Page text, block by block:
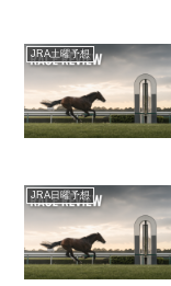
JRA土曜予想
JRA日曜予想